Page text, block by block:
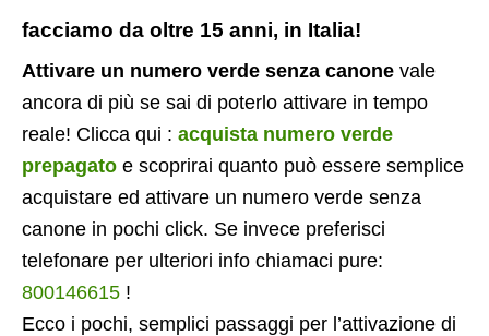
facciamo da oltre 15 anni, in Italia!
Attivare un numero verde senza canone vale
ancora di più se sai di poterlo attivare in tempo
reale! Clicca qui : acquista numero verde
prepagato e scoprirai quanto può essere semplice
acquistare ed attivare un numero verde senza
canone in pochi click. Se invece preferisci
telefonare per ulteriori info chiamaci pure:
800146615 !
Ecco i pochi, semplici passaggi per l’attivazione di